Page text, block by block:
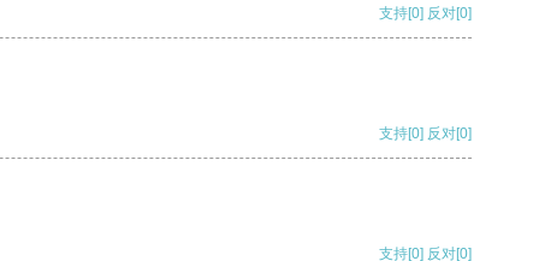
支持[0] 反对[0]
支持[0] 反对[0]
支持[0] 反对[0]